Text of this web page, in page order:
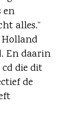
en
alles.”
En daarin
die dit
de